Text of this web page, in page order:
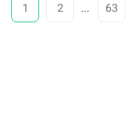
1 2 ... 63